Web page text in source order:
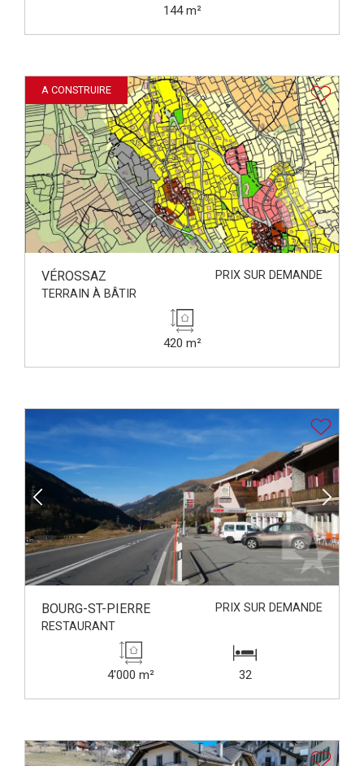
144 m²
A CONSTRUIRE
VÉROSSAZ
PRIX SUR DEMANDE
TERRAIN À BÂTIR
420 m²
BOURG-ST-PIERRE
PRIX SUR DEMANDE
RESTAURANT
4'000 m² 32